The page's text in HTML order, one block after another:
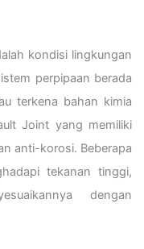
kondisi lingkungan
perpipaan berada
terkena bahan kimia
Joint yang memiliki
anti-korosi. Beberapa
tekanan tinggi,
dengan